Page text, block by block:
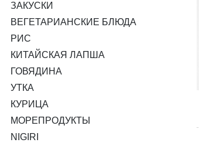
ЗАКУСКИ
ВЕГЕТАРИАНСКИЕ БЛЮДА
РИС
КИТАЙСКАЯ ЛАПША
ГОВЯДИНА
УТКА
КУРИЦА
МОРЕПРОДУКТЫ
NIGIRI